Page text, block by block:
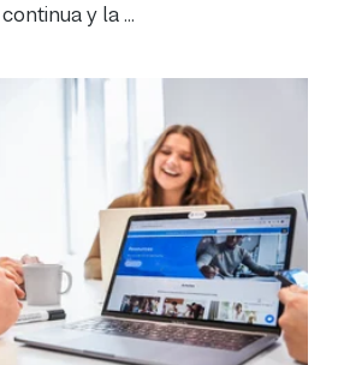
continua y la ...